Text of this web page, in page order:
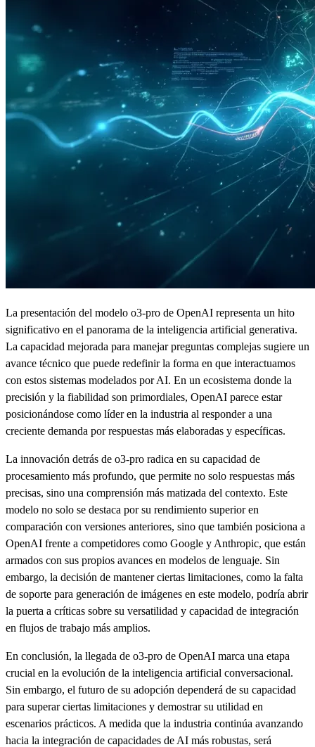
La presentación del modelo o3-pro de OpenAI representa un hito
significativo en el panorama de la inteligencia artificial generativa.
La capacidad mejorada para manejar preguntas complejas sugiere un
avance técnico que puede redefinir la forma en que interactuamos
con estos sistemas modelados por AI. En un ecosistema donde la
precisión y la fiabilidad son primordiales, OpenAI parece estar
posicionándose como líder en la industria al responder a una
creciente demanda por respuestas más elaboradas y específicas.
La innovación detrás de o3-pro radica en su capacidad de
procesamiento más profundo, que permite no solo respuestas más
precisas, sino una comprensión más matizada del contexto. Este
modelo no solo se destaca por su rendimiento superior en
comparación con versiones anteriores, sino que también posiciona a
OpenAI frente a competidores como Google y Anthropic, que están
armados con sus propios avances en modelos de lenguaje. Sin
embargo, la decisión de mantener ciertas limitaciones, como la falta
de soporte para generación de imágenes en este modelo, podría abrir
la puerta a críticas sobre su versatilidad y capacidad de integración
en flujos de trabajo más amplios.
En conclusión, la llegada de o3-pro de OpenAI marca una etapa
crucial en la evolución de la inteligencia artificial conversacional.
Sin embargo, el futuro de su adopción dependerá de su capacidad
para superar ciertas limitaciones y demostrar su utilidad en
escenarios prácticos. A medida que la industria continúa avanzando
hacia la integración de capacidades de AI más robustas, será